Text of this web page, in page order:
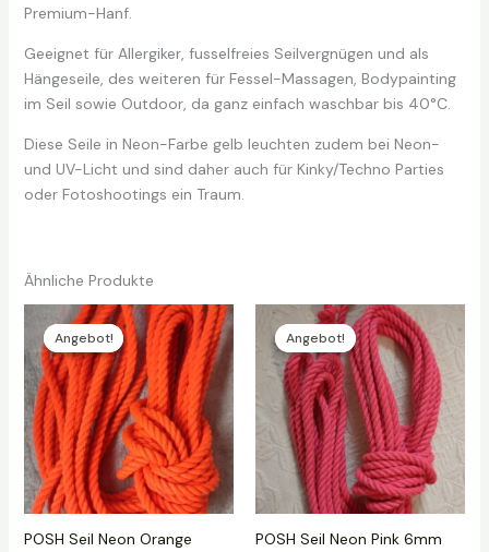
Premium-Hanf.
Geeignet für Allergiker, fusselfreies Seilvergnügen und als
Hängeseile, des weiteren für Fessel-Massagen, Bodypainting
im Seil sowie Outdoor, da ganz einfach waschbar bis 40°C.
Diese Seile in Neon-Farbe gelb leuchten zudem bei Neon-
und UV-Licht und sind daher auch für Kinky/Techno Parties
oder Fotoshootings ein Traum.
Ähnliche Produkte
Angebot!
Angebot!
POSH Seil Neon Orange
Angebot!
Angebot!
POSH Seil Neon Pink 6mm